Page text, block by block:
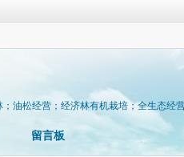
油松经营；经济林有机栽培；全生态经
留言板